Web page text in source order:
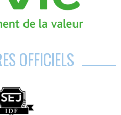
OFFICIELS